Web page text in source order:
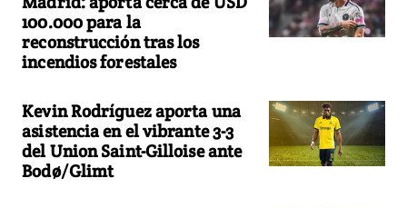
100.000 para la
reconstrucción tras los
incendios forestales
Kevin Rodríguez aporta una
asistencia en el vibrante 3-3
del Union Saint-Gilloise ante
Bodø/Glimt